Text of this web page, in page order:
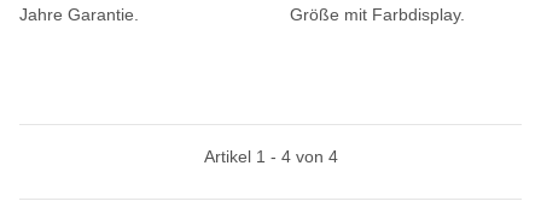
Jahre Garantie.
Größe mit Farbdisplay.
Artikel 1 - 4 von 4